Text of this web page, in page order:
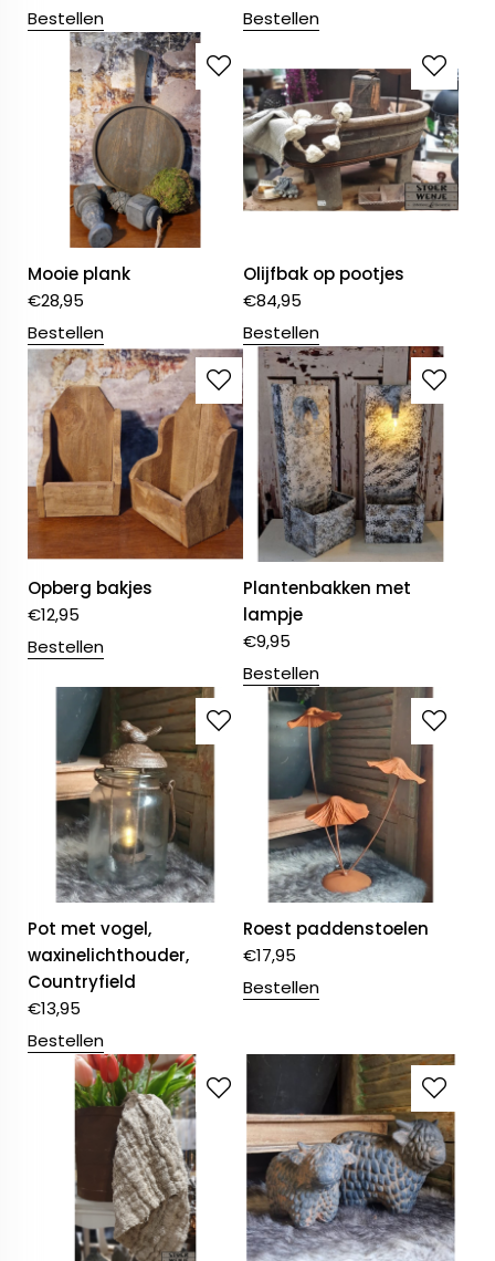
Bestellen Bestellen
Mooie plank
€28,95
Bestellen
Olijfbak op pootjes
€84,95
Bestellen
Opberg bakjes
€12,95
Bestellen
Plantenbakken met
lampje
€9,95
Bestellen
Pot met vogel,
waxinelichthouder,
Countryfield
€13,95
Bestellen
Roest paddenstoelen
€17,95
Bestellen